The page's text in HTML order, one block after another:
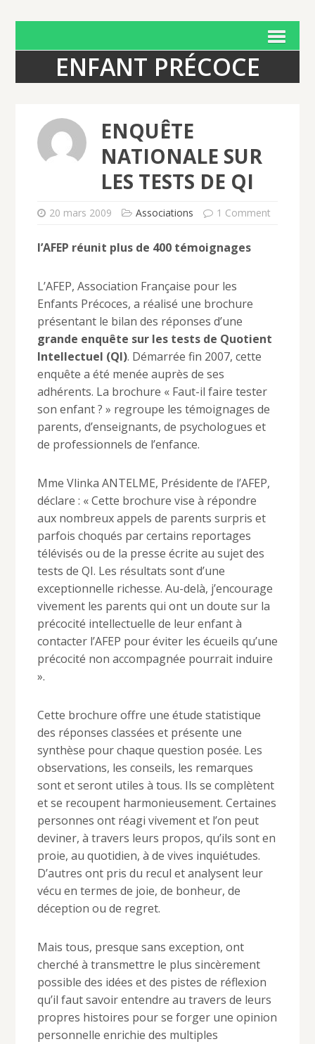
ENFANT PRÉCOCE
ENQUÊTE
NATIONALE SUR
LES TESTS DE QI
20 mars 2009 Associations 1 Comment
l’AFEP réunit plus de 400 témoignages
L’AFEP, Association Française pour les
Enfants Précoces, a réalisé une brochure
présentant le bilan des réponses d’une
grande enquête sur les tests de Quotient
Intellectuel (QI). Démarrée fin 2007, cette
enquête a été menée auprès de ses
adhérents. La brochure « Faut-il faire tester
son enfant ? » regroupe les témoignages de
parents, d’enseignants, de psychologues et
de professionnels de l’enfance.
Mme Vlinka ANTELME, Présidente de l’AFEP,
déclare : « Cette brochure vise à répondre
aux nombreux appels de parents surpris et
parfois choqués par certains reportages
télévisés ou de la presse écrite au sujet des
tests de QI. Les résultats sont d’une
exceptionnelle richesse. Au-delà, j’encourage
vivement les parents qui ont un doute sur la
précocité intellectuelle de leur enfant à
contacter l’AFEP pour éviter les écueils qu’une
précocité non accompagnée pourrait induire
».
Cette brochure offre une étude statistique
des réponses classées et présente une
synthèse pour chaque question posée. Les
observations, les conseils, les remarques
sont et seront utiles à tous. Ils se complètent
et se recoupent harmonieusement. Certaines
personnes ont réagi vivement et l’on peut
deviner, à travers leurs propos, qu’ils sont en
proie, au quotidien, à de vives inquiétudes.
D’autres ont pris du recul et analysent leur
vécu en termes de joie, de bonheur, de
déception ou de regret.
Mais tous, presque sans exception, ont
cherché à transmettre le plus sincèrement
possible des idées et des pistes de réflexion
qu’il faut savoir entendre au travers de leurs
propres histoires pour se forger une opinion
personnelle enrichie des multiples